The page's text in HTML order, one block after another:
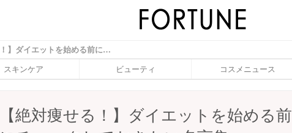
【絶対痩せる！】ダイエットを始める前にチェックしておきたい名言集 - ふぉーちゅん(FORTUNE)
スキンケア ビューティ コスメニュース
【絶対痩せる！】ダイエットを始める前